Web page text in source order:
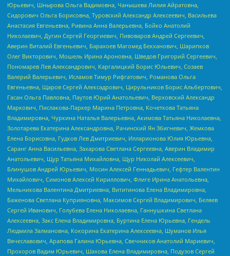
Юрьевич, Шнырова Ольга Вадимовна, Чанышева Лилия Айратовна,
Сидорович Ольга Борисовна, Туровский Александр Алексеевич, Васильева
Анастасия Евгеньевна, Ривина Анна Валерьевна, Бойко Анатолий
Николаевич, Дугин Сергей Георгиевич, Пивоваров Андрей Сергеевич,
Аверин Виталий Евгеньевич, Барахоев Магомед Бекханович, Шарипков
Олег Викторович, Мошель Ирина Ароновна, Шведов Григорий Сергеевич,
Пономарев Лев Александрович, Каргалицкий Борис Юльевич, Созаев
Валерий Валерьевич, Исламов Тимур Рифгатович, Романова Ольга
Евгеньевна, Щаров Сергей Алексадрович, Цирульников Борис Альбертович,
Гасан Ольга Павловна, Паутов Юрий Анатольевич, Верховский Александр
Маркович, Пислакова-Паркер Марина Петровна, Кочеткова Татьяна
Владимировна, Чуркина Наталья Валерьевна, Акимова Татьяна Николаевна,
Золотарева Екатерина Александровна, Рачинский Ян Збигневич, Жемкова
Елена Борисовна, Гудков Лев Дмитриевич, Илларионова Юлия Юрьевна,
Саранг Анна Васильевна, Захарова Светлана Сергеевна, Аверин Владимир
Анатольевич, Щур Татьяна Михайловна, Щур Николай Алексеевич,
Блинушов Андрей Юрьевич, Мосин Алексей Геннадьевич, Гефтер Валентин
Михайлович, Симонов Алексей Кириллович, Флиге Ирина Анатольевна,
Мельникова Валентина Дмитриевна, Вититинова Елена Владимировна,
Баженова Светлана Куприяновна, Максимов Сергей Владимирович, Беляев
Сергей Иванович, Голубева Елена Николаевна, Ганнушкина Светлана
Алексеевна, Закс Елена Владимировна, Буртина Елена Юрьевна, Гендель
Людмила Залмановна, Кокорина Екатерина Алексеевна, Шуманов Илья
Вячеславович, Арапова Галина Юрьевна, Свечников Анатолий Мариевич,
Прохоров Вадим Юрьевич, Шахова Елена Владимировна, Подузов Сергей